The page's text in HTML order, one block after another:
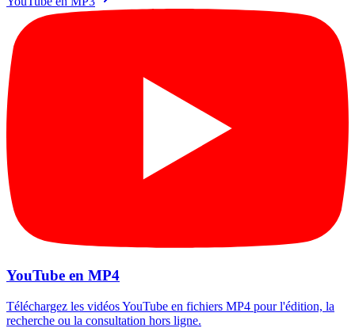
YouTube en MP4
Téléchargez les vidéos YouTube en fichiers MP4 pour l'édition, la
recherche ou la consultation hors ligne.